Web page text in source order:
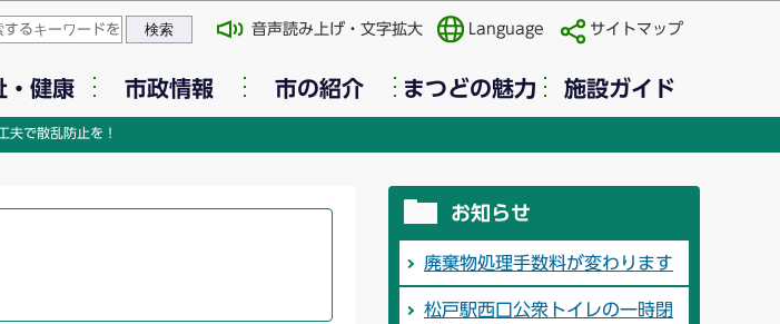
ジの本文へ移動
音声読み上げ・文字拡大 Language サイトマップ
・健康 市政情報 市の紹介 まつどの魅力 施設ガイド
夫で散乱防止を！
お知らせ
廃棄物処理手数料が変わります
松戸駅西口公衆トイレの一時閉